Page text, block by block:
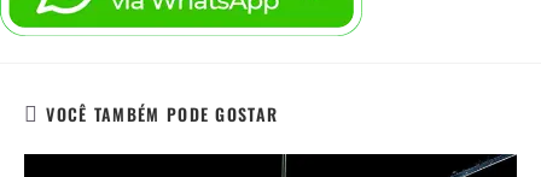
VOCÊ TAMBÉM PODE GOSTAR